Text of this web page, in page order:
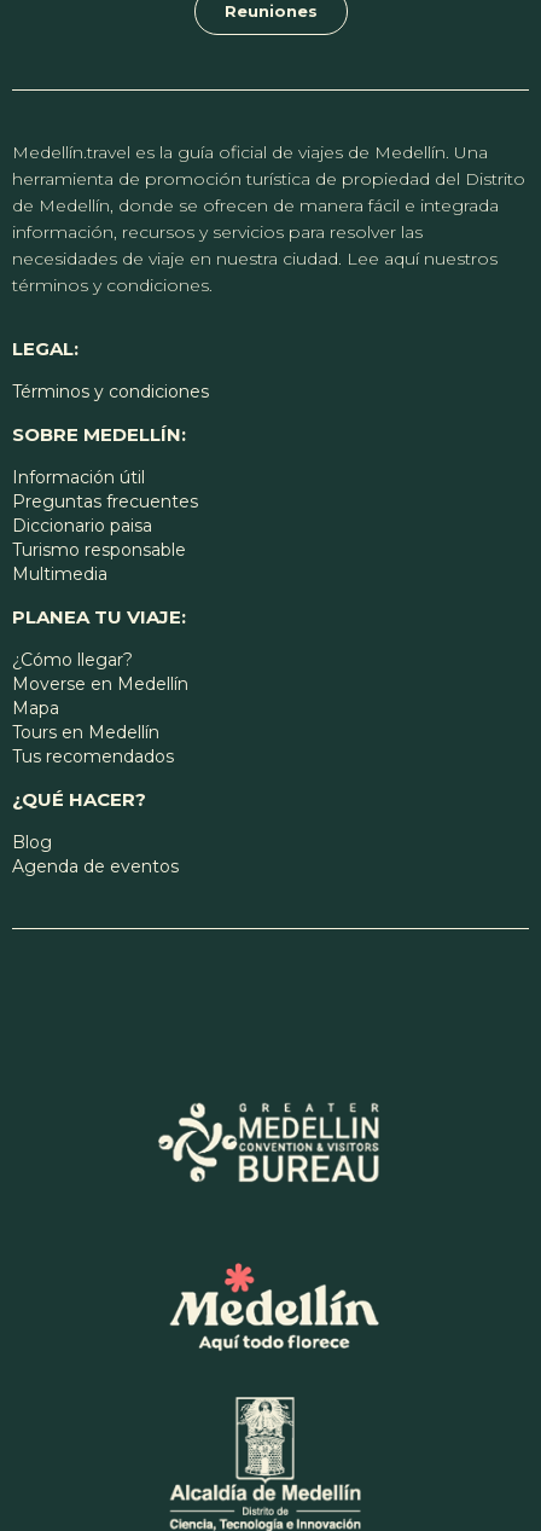
Reuniones
Medellín.travel es la guía oficial de viajes de Medellín. Una
herramienta de promoción turística de propiedad del Distrito
de Medellín, donde se ofrecen de manera fácil e integrada
información, recursos y servicios para resolver las
necesidades de viaje en nuestra ciudad. Lee aquí nuestros
términos y condiciones.
LEGAL:
Términos y condiciones
SOBRE MEDELLÍN:
Información útil
Preguntas frecuentes
Diccionario paisa
Turismo responsable
Multimedia
PLANEA TU VIAJE:
¿Cómo llegar?
Moverse en Medellín
Mapa
Tours en Medellín
Tus recomendados
¿QUÉ HACER?
Blog
Agenda de eventos